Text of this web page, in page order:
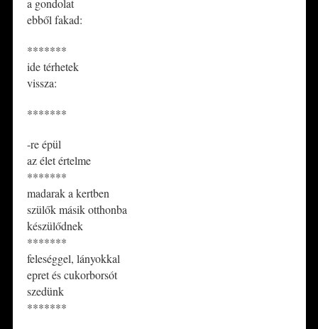
ebből fakad:
*******
ide térhetek
vissza:
*******
-re épül
az élet értelme
*******
madarak a kertben
szülők másik otthonba
készülődnek
*******
feleséggel, lányokkal
epret és cukorborsót
szedünk
*******